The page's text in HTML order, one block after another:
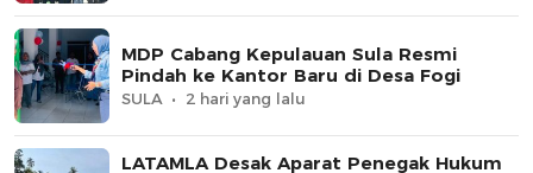
MDP Cabang Kepulauan Sula Resmi
Pindah ke Kantor Baru di Desa Fogi
SULA 2 hari yang lalu
LATAMLA Desak Aparat Penegak Hukum